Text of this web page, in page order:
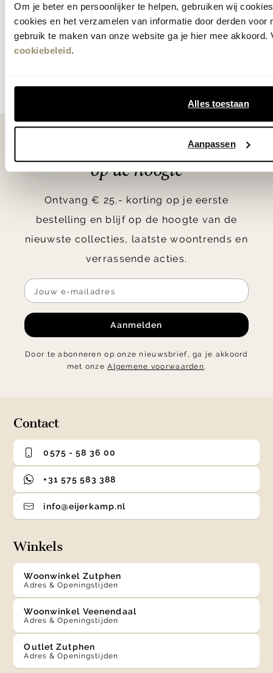
Om je beter en persoonlijker te helpen, gebruiken wij
cookies en het verzamelen van informatie door derden voor
gebruik te maken van onze website ga je hier mee akkoord.
cookiebeleid.
Alles toestaan
Aanpassen
Matras
advies
op de hoogte
Ontvang € 25.- korting op je eerste
bestelling en blijf op de hoogte van de
nieuwste collecties, laatste woontrends en
verrassende acties.
Aanmelden
Door te abonneren op onze nieuwsbrief, ga je akkoord
met onzeAlgemene voorwaarden.
Contact
0575 - 58 36 00
+31 575 583 388
info@eijerkamp.nl
Winkels
Woonwinkel Zutphen
Adres & Openingstijden
Woonwinkel Veenendaal
Adres & Openingstijden
Outlet Zutphen
Adres & Openingstijden